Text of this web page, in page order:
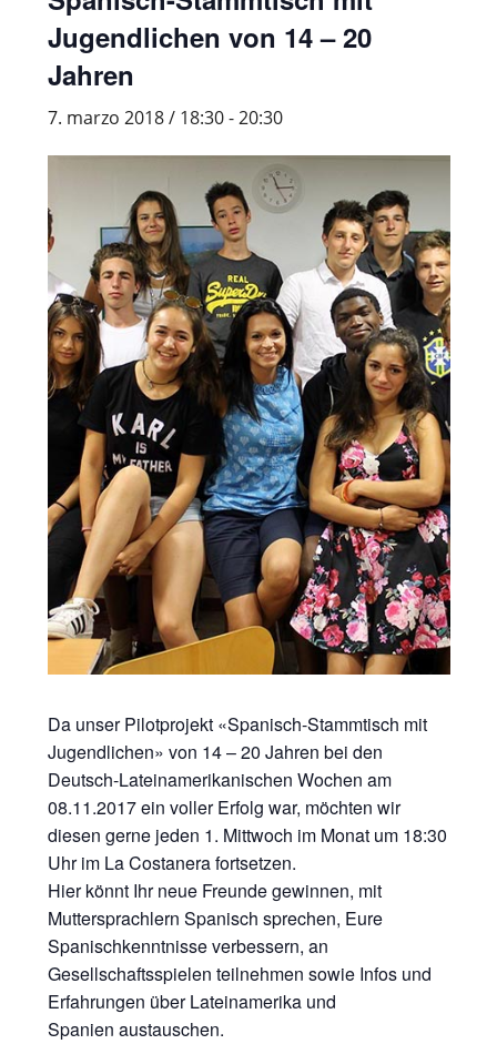
Jugendlichen von 14 – 20
Jahren
7. marzo 2018 / 18:30-20:30
Da unser Pilotprojekt «Spanisch-Stammtisch mit
Jugendlichen» von 14 – 20 Jahren bei den
Deutsch-Lateinamerikanischen Wochen am
08.11.2017 ein voller Erfolg war, möchten wir
diesen gerne jeden 1. Mittwoch im Monat um 18:30
Uhr im La Costanera fortsetzen.
Hier könnt Ihr neue Freunde gewinnen, mit
Muttersprachlern Spanisch sprechen, Eure
Spanischkenntnisse verbessern, an
Gesellschaftsspielen teilnehmen sowie Infos und
Erfahrungen über Lateinamerika und
Spanien austauschen.